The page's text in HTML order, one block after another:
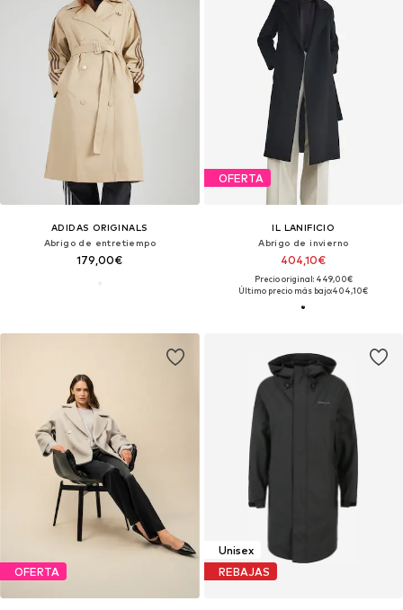
ADIDAS ORIGINALS
Abrigo de entretiempo
179,00€
OFERTA
IL LANIFICIO
Abrigo de invierno
404,10€
Precio original: 449,00€
Último precio más bajo:404,10€
OFERTA
Unisex
REBAJAS